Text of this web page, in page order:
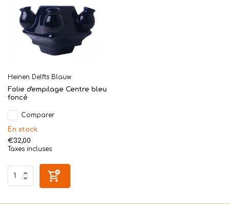
Heinen Delfts Blauw
Folie d'empilage Centre bleu
foncé
Comparer
En stock
€32,00
Taxes incluses